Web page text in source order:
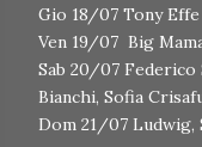
Gio 18/07 Tony
Ven 19/07 Big
Sab 20/07 Federico
Bianchi, Sofia
Dom 21/07 Ludwig,